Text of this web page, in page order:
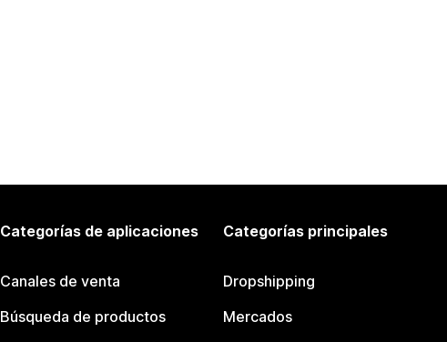
Categorías de aplicaciones
Canales de venta
Búsqueda de productos
Categorías principales
Dropshipping
Mercados